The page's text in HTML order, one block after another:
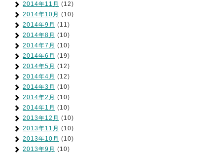
2014年11月 (12)
2014年10月 (10)
2014年9月 (11)
2014年8月 (10)
2014年7月 (10)
2014年6月 (19)
2014年5月 (12)
2014年4月 (12)
2014年3月 (10)
2014年2月 (10)
2014年1月 (10)
2013年12月 (10)
2013年11月 (10)
2013年10月 (10)
2013年9月 (10)